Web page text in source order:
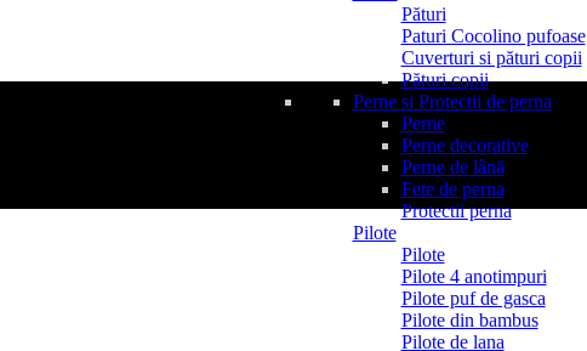
Pături
Paturi Cocolino pufoase
Cuverturi si pături copii
Pături copii
Perne si Protectii de perna
Perne
Perne decorative
Perne de lână
Fete de perna
Protectii perna
Pilote
Pilote
Pilote 4 anotimpuri
Pilote puf de gasca
Pilote din bambus
Pilote de lana